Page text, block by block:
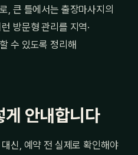
, 큰 틀에서는 출장마사지의
방문형 관리를 지역·
수 있도록 정리해
게 안내합니다
신, 예약 전 실제로 확인해야